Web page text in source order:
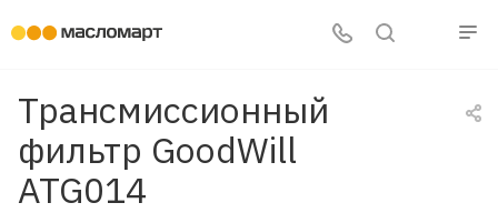
Трансмиссионный
фильтр GoodWill
ATG014